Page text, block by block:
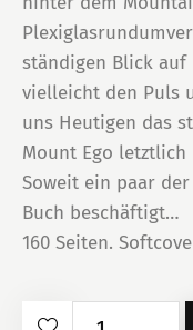
ständigen Blick
vielleicht den Puls
uns Heutigen das
Mount Ego
Soweit ein paar
Buch beschäftigt…
160 Seiten.
Querfeldein